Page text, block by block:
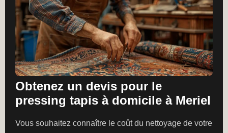
Obtenez un devis pour le
pressing tapis à domicile à Meriel
Vous souhaitez connaître le coût du nettoyage de votre